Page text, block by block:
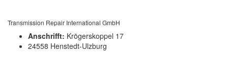
Transmission Repair International GmbH
Anschrifft: Krögerskoppel 17
24558 Henstedt-Ulzburg